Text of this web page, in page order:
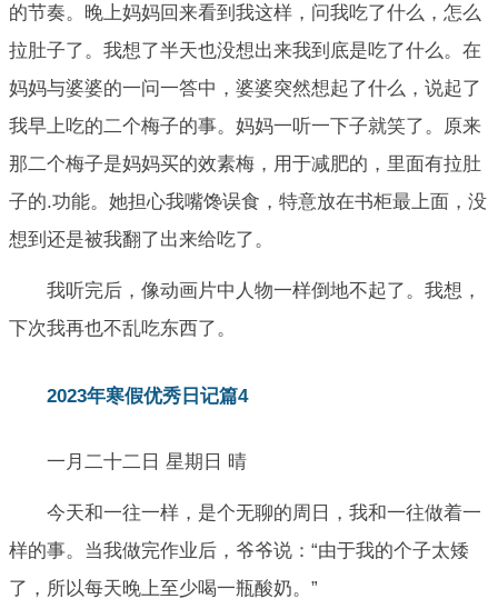
的节奏。晚上妈妈回来看到我这样，问我吃了什么，怎么
拉肚子了。我想了半天也没想出来我到底是吃了什么。在
妈妈与婆婆的一问一答中，婆婆突然想起了什么，说起了
我早上吃的二个梅子的事。妈妈一听一下子就笑了。原来
那二个梅子是妈妈买的效素梅，用于减肥的，里面有拉肚
子的.功能。她担心我嘴馋误食，特意放在书柜最上面，没
想到还是被我翻了出来给吃了。
我听完后，像动画片中人物一样倒地不起了。我想，
下次我再也不乱吃东西了。
2023年寒假优秀日记篇4
一月二十二日 星期日 晴
今天和一往一样，是个无聊的周日，我和一往做着一
样的事。当我做完作业后，爷爷说：“由于我的个子太矮
了，所以每天晚上至少喝一瓶酸奶。”